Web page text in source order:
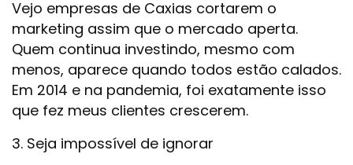
Vejo empresas de Caxias cortarem o
marketing assim que o mercado aperta.
Quem continua investindo, mesmo com
menos, aparece quando todos estão calados.
Em 2014 e na pandemia, foi exatamente isso
que fez meus clientes crescerem.
3. Seja impossível de ignorar